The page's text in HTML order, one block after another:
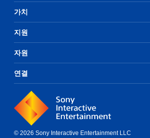
능
임
플
션
컨
트
을
가치
지원
자원
연결
© 2026 Sony Interactive Entertainment LLC